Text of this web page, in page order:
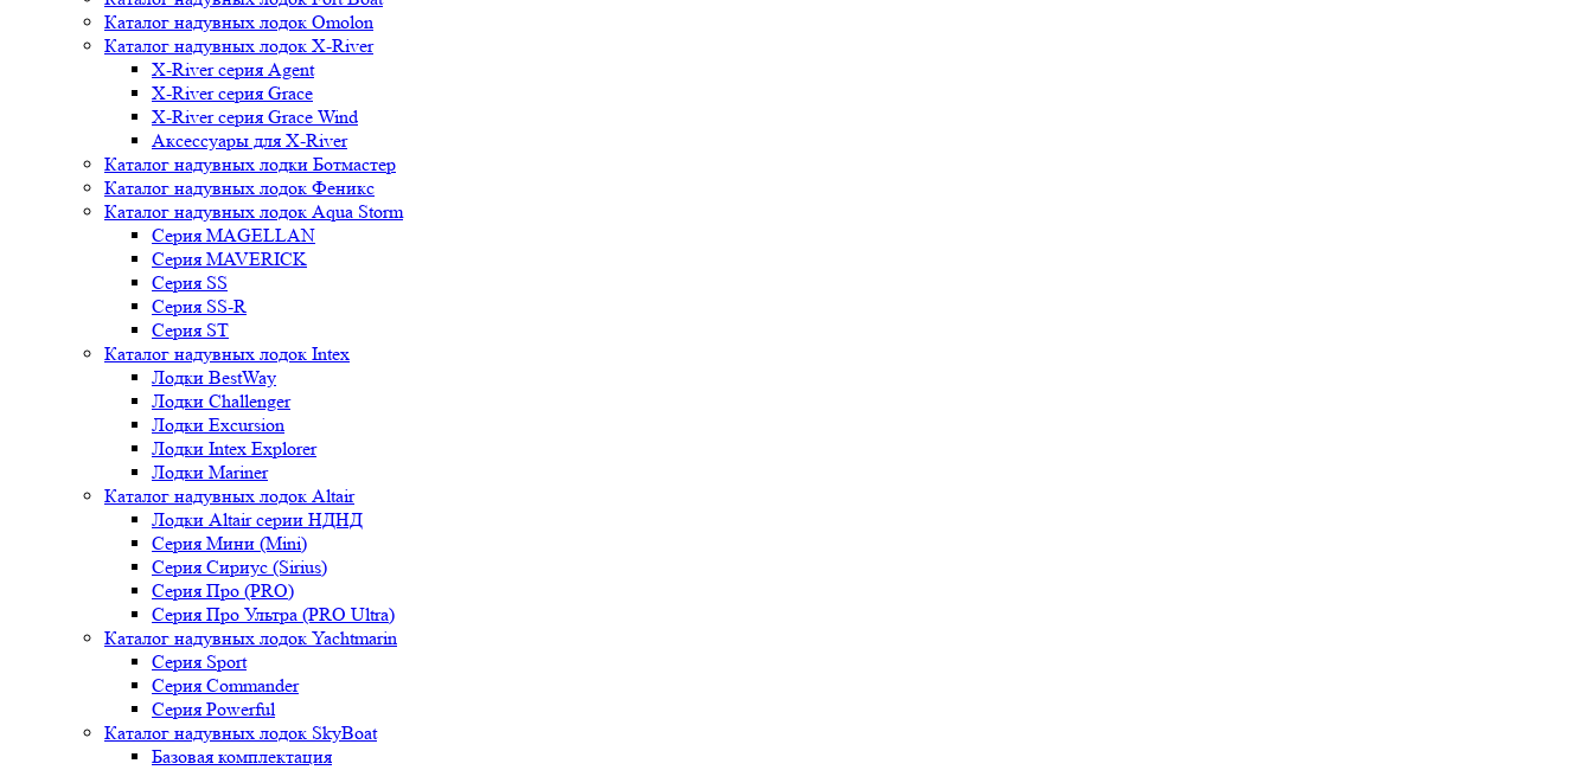
Каталог надувных лодок Omolon
Каталог надувных лодок X-River
X-River серия Agent
X-River серия Grace
X-River серия Grace Wind
Аксессуары для X-River
Каталог надувных лодки Ботмастер
Каталог надувных лодок Феникc
Каталог надувных лодок Aqua Storm
Серия MAGELLAN
Серия MAVERICK
Серия SS
Серия SS-R
Серия ST
Каталог надувных лодок Intex
Лодки BestWay
Лодки Challenger
Лодки Excursion
Лодки Intex Explorer
Лодки Mariner
Каталог надувных лодок Altair
Лодки Altair серии НДНД
Серия Мини (Mini)
Серия Сириус (Sirius)
Серия Про (PRO)
Серия Про Ультра (PRO Ultra)
Каталог надувных лодок Yachtmarin
Серия Sport
Серия Commander
Серия Powerful
Каталог надувных лодок SkyBoat
Базовая комплектация